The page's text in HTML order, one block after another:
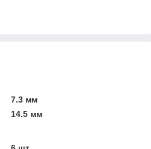
7.3 мм
14.5 мм